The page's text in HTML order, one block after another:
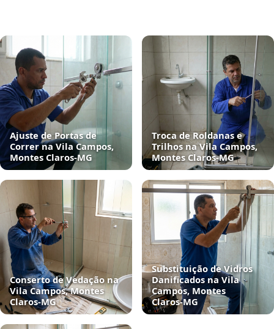
Ajuste de Portas de
Correr na Vila Campos,
Montes Claros‑MG
Troca de Roldanas e
Trilhos na Vila Campos,
Montes Claros‑MG
Conserto de Vedação na
Vila Campos, Montes
Claros‑MG
Substituição de Vidros
Danificados na Vila
Campos, Montes
Claros‑MG